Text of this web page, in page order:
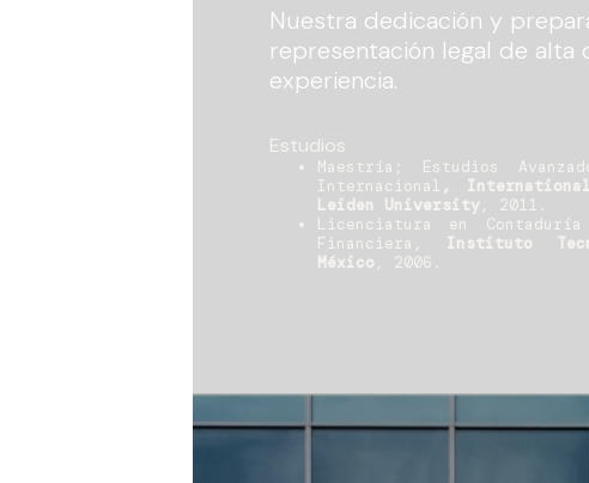
Nuestra dedicación y
representación legal de alta
experiencia.
Estudios
Maestría; Estudios
Internacional ,
Leiden University , 2011.
Licenciatura en
Financiera, Instituto
México , 2006.